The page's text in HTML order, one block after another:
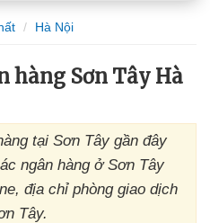
Hà Nội
hàng Sơn Tây Hà
tại Sơn Tây gần đây
ngân hàng ở Sơn Tây
địa chỉ phòng giao dịch
Tây.